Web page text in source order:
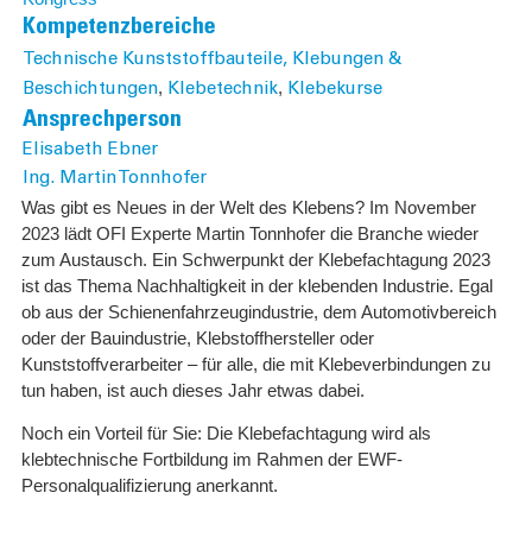
Was gibt es Neues in der Welt des Klebens? Im November
2023 lädt OFI Experte Martin Tonnhofer die Branche wieder
zum Austausch. Ein Schwerpunkt der Klebefachtagung 2023
ist das Thema Nachhaltigkeit in der klebenden Industrie. Egal
ob aus der Schienenfahrzeugindustrie, dem Automotivbereich
oder der Bauindustrie, Klebstoffhersteller oder
Kunststoffverarbeiter – für alle, die mit Klebeverbindungen zu
tun haben, ist auch dieses Jahr etwas dabei.
Noch ein Vorteil für Sie: Die Klebefachtagung wird als
klebtechnische Fortbildung im Rahmen der EWF-
Personalqualifizierung anerkannt.
Kompetenzbereiche
Technische Kunststoffbauteile, Klebungen &
Beschichtungen, Klebetechnik, Klebekurse
Ansprechperson
Elisabeth Ebner
Ing. Martin Tonnhofer